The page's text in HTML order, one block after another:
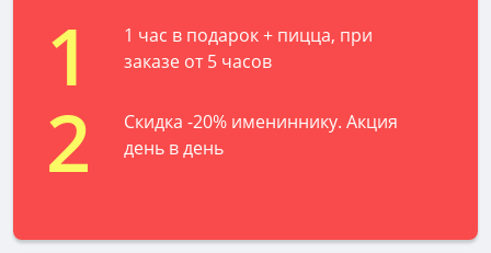
1
1 час в подарок + пицца, при
заказе от 5 часов
2
Скидка -20% имениннику. Акция
день в день